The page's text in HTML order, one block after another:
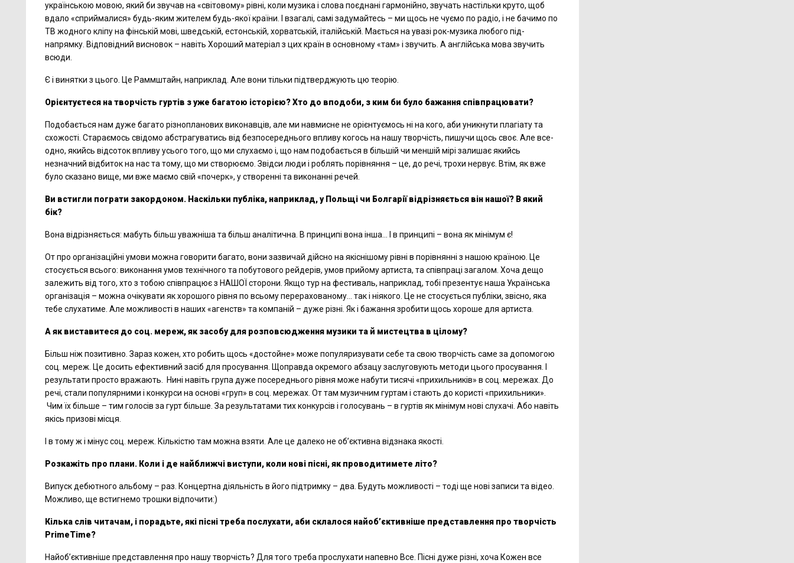
українською мовою, який би звучав на «світовому» рівні, коли музика і слова поєднані гармонійно, звучать настільки круто, щоб
вдало «сприймалися» будь-яким жителем будь-якої країни. І взагалі, самі задумайтесь – ми щось не чуємо по радіо, і не бачимо по
ТВ жодного кліпу на фінській мові, шведській, естонській, хорватській, італійській. Мається на увазі рок-музика любого під-
напрямку. Відповідний висновок – навіть Хороший матеріал з цих країн в основному «там» і звучить. А англійська мова звучить
всюди.
Є і винятки з цього. Це Раммштайн, наприклад. Але вони тільки підтверджують цю теорію.
Орієнтуєтеся на творчість гуртів з уже багатою історією? Хто до вподоби, з ким би було бажання співпрацювати?
Подобається нам дуже багато різнопланових виконавців, але ми навмисне не орієнтуємось ні на кого, аби уникнути плагіату та
схожості. Стараємось свідомо абстрагуватись від безпосереднього впливу когось на нашу творчість, пишучи щось своє. Але все-
одно, якийсь відсоток впливу усього того, що ми слухаємо і, що нам подобається в більшій чи меншій мірі залишає якийсь
незначний відбиток на нас та тому, що ми створюємо. Звідси люди і роблять порівняння – це, до речі, трохи нервує. Втім, як вже
було сказано вище, ми вже маємо свій «почерк», у створенні та виконанні речей.
Ви встигли пограти закордоном. Наскільки публіка, наприклад, у Польщі чи Болгарії відрізняється він нашої? В який
бік?
Вона відрізняється: мабуть більш уважніша та більш аналітична. В принципі вона інша… І в принципі – вона як мінімум є!
От про організаційні умови можна говорити багато, вони зазвичай дійсно на якіснішому рівні в порівнянні з нашою країною. Це
стосується всього: виконання умов технічного та побутового рейдерів, умов прийому артиста, та співпраці загалом. Хоча дещо
залежить від того, хто з тобою співпрацює з НАШОЇ сторони. Якщо тур на фестиваль, наприклад, тобі презентує наша Українська
організація – можна очікувати як хорошого рівня по всьому перерахованому… так і ніякого. Це не стосується публіки, звісно, яка
тебе слухатиме. Але можливості в наших «агенств» та компаній – дуже різні. Як і бажання зробити щось хороше для артиста.
А як виставитеся до соц. мереж, як засобу для розповсюдження музики та й мистецтва в цілому?
Більш ніж позитивно. Зараз кожен, хто робить щось «достойне» може популяризувати себе та свою творчість саме за допомогою
соц. мереж. Це досить ефективний засіб для просування. Щоправда окремого абзацу заслуговують методи цього просування. І
результати просто вражають. Нині навіть група дуже посереднього рівня може набути тисячі «прихильників» в соц. мережах. До
речі, стали популярними і конкурси на основі «груп» в соц. мережах. От там музичним гуртам і стають до користі «прихильники».
Чим їх більше – тим голосів за гурт більше. За результатами тих конкурсів і голосувань – в гуртів як мінімум нові слухачі. Або навіть
якісь призові місця.
І в тому ж і мінус соц. мереж. Кількістю там можна взяти. Але це далеко не об’єктивна відзнака якості.
Розкажіть про плани. Коли і де найближчі виступи, коли нові пісні, як проводитимете літо?
Випуск дебютного альбому – раз. Концертна діяльність в його підтримку – два. Будуть можливості – тоді ще нові записи та відео.
Можливо, ще встигнемо трошки відпочити:)
Кілька слів читачам, і порадьте, які пісні треба послухати, аби склалося найоб’єктивніше представлення про творчість
PrimeTime?
Найоб’єктивніше представлення про нашу творчість? Для того треба прослухати напевно Все. Пісні дуже різні, хоча Кожен все